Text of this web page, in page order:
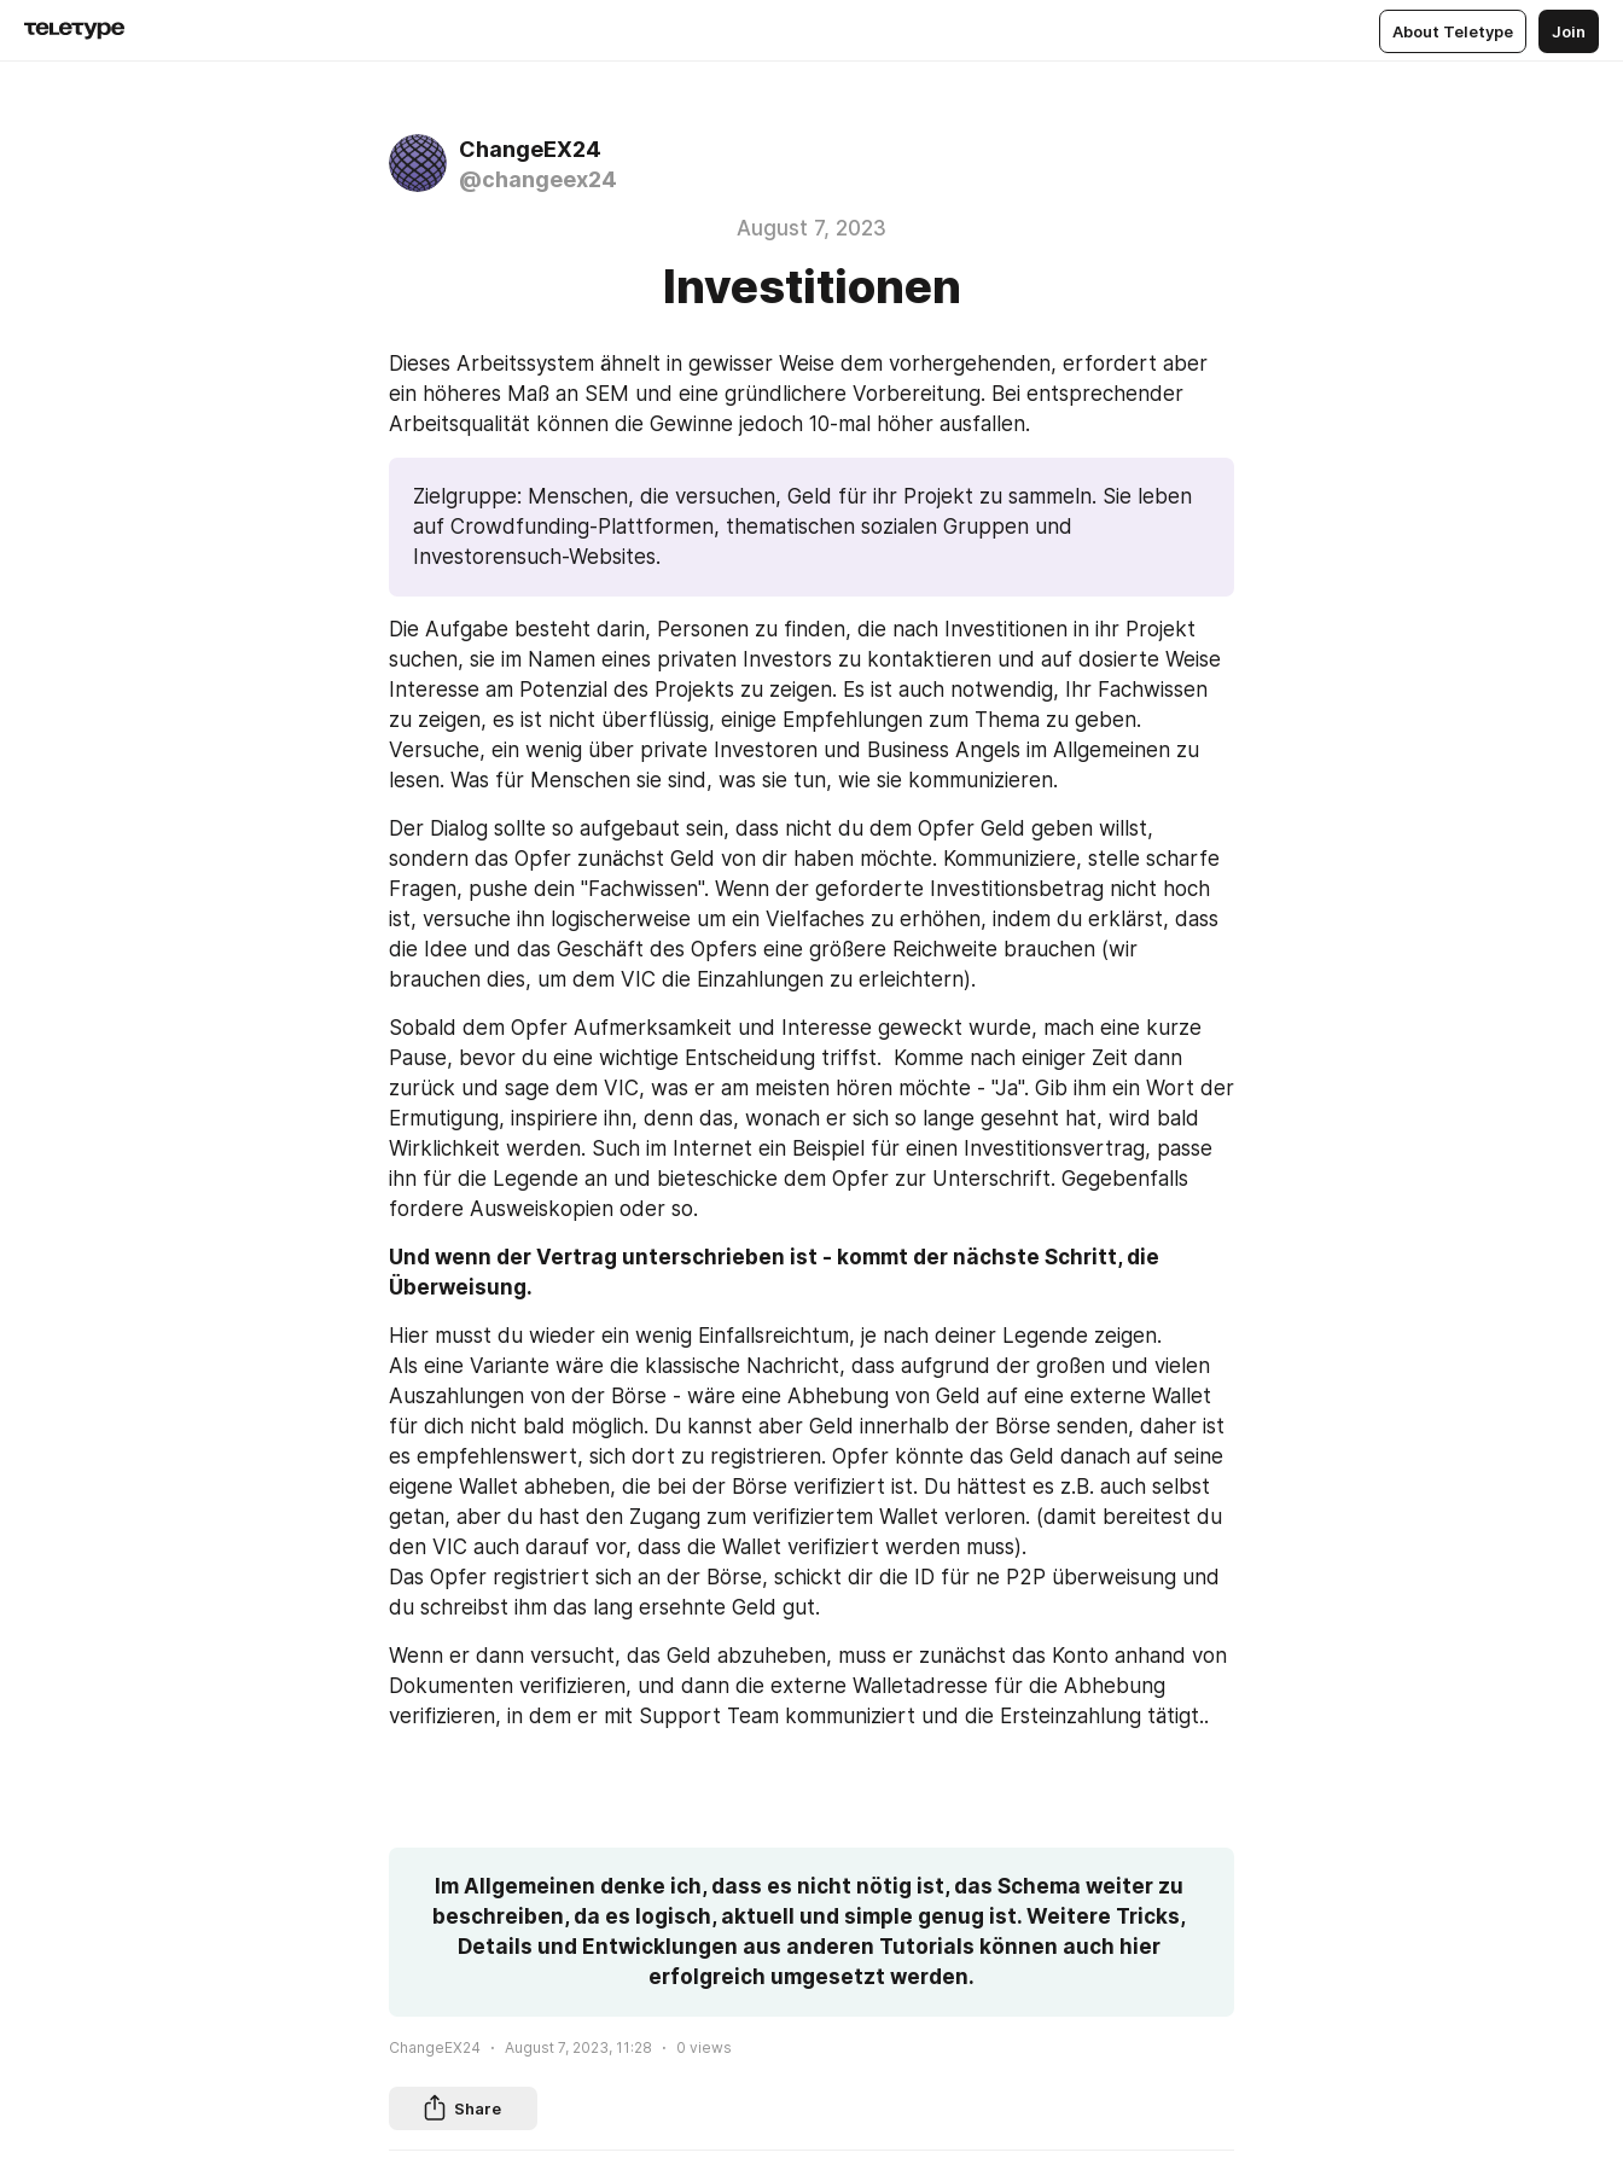
About Teletype Join
ChangeEX24
@changeex24
August 7, 2023
Investitionen
Dieses Arbeitssystem ähnelt in gewisser Weise dem vorhergehenden, erfordert aber
ein höheres Maß an SEM und eine gründlichere Vorbereitung. Bei entsprechender
Arbeitsqualität können die Gewinne jedoch 10-mal höher ausfallen.
Zielgruppe: Menschen, die versuchen, Geld für ihr Projekt zu sammeln. Sie leben
auf Crowdfunding-Plattformen, thematischen sozialen Gruppen und
Investorensuch-Websites.
Die Aufgabe besteht darin, Personen zu finden, die nach Investitionen in ihr Projekt
suchen, sie im Namen eines privaten Investors zu kontaktieren und auf dosierte Weise
Interesse am Potenzial des Projekts zu zeigen. Es ist auch notwendig, Ihr Fachwissen
zu zeigen, es ist nicht überflüssig, einige Empfehlungen zum Thema zu geben.
Versuche, ein wenig über private Investoren und Business Angels im Allgemeinen zu
lesen. Was für Menschen sie sind, was sie tun, wie sie kommunizieren.
Der Dialog sollte so aufgebaut sein, dass nicht du dem Opfer Geld geben willst,
sondern das Opfer zunächst Geld von dir haben möchte. Kommuniziere, stelle scharfe
Fragen, pushe dein "Fachwissen". Wenn der geforderte Investitionsbetrag nicht hoch
ist, versuche ihn logischerweise um ein Vielfaches zu erhöhen, indem du erklärst, dass
die Idee und das Geschäft des Opfers eine größere Reichweite brauchen (wir
brauchen dies, um dem VIC die Einzahlungen zu erleichtern).
Sobald dem Opfer Aufmerksamkeit und Interesse geweckt wurde, mach eine kurze
Pause, bevor du eine wichtige Entscheidung triffst.  Komme nach einiger Zeit dann
zurück und sage dem VIC, was er am meisten hören möchte - "Ja". Gib ihm ein Wort der
Ermutigung, inspiriere ihn, denn das, wonach er sich so lange gesehnt hat, wird bald
Wirklichkeit werden. Such im Internet ein Beispiel für einen Investitionsvertrag, passe
ihn für die Legende an und bieteschicke dem Opfer zur Unterschrift. Gegebenfalls
fordere Ausweiskopien oder so.
Und wenn der Vertrag unterschrieben ist - kommt der nächste Schritt, die
Überweisung.
Hier musst du wieder ein wenig Einfallsreichtum, je nach deiner Legende zeigen.
Als eine Variante wäre die klassische Nachricht, dass aufgrund der großen und vielen
Auszahlungen von der Börse - wäre eine Abhebung von Geld auf eine externe Wallet
für dich nicht bald möglich. Du kannst aber Geld innerhalb der Börse senden, daher ist
es empfehlenswert, sich dort zu registrieren. Opfer könnte das Geld danach auf seine
eigene Wallet abheben, die bei der Börse verifiziert ist. Du hättest es z.B. auch selbst
getan, aber du hast den Zugang zum verifiziertem Wallet verloren. (damit bereitest du
den VIC auch darauf vor, dass die Wallet verifiziert werden muss).
Das Opfer registriert sich an der Börse, schickt dir die ID für ne P2P überweisung und
du schreibst ihm das lang ersehnte Geld gut.
Wenn er dann versucht, das Geld abzuheben, muss er zunächst das Konto anhand von
Dokumenten verifizieren, und dann die externe Walletadresse für die Abhebung
verifizieren, in dem er mit Support Team kommuniziert und die Ersteinzahlung tätigt..
Im Allgemeinen denke ich, dass es nicht nötig ist, das Schema weiter zu
beschreiben, da es logisch, aktuell und simple genug ist. Weitere Tricks,
Details und Entwicklungen aus anderen Tutorials können auch hier
erfolgreich umgesetzt werden.
ChangeEX24 August 7, 2023, 11:28 0 views
Share